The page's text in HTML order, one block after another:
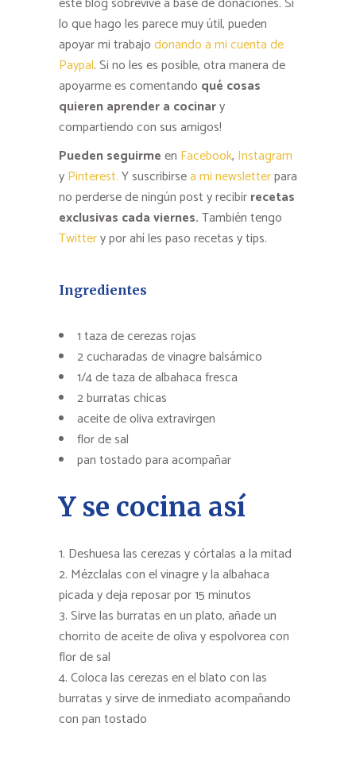
lo que hago les parece muy útil, pueden
apoyar mi trabajodonando a mi cuenta de
Paypal. Si no les es posible, otra manera de
apoyarme es comentando qué cosas
quieren aprender a cocinary
compartiendo con sus amigos!
Pueden seguirmeen Facebook, Instagram
yPinterest.Y suscribirsea mi newsletterpara
no perderse de ningún post y recibirrecetas
exclusivas cada viernes.También tengo
Twittery por ahí les paso recetas y tips.
Ingredientes
1 taza de cerezas rojas
2 cucharadas de vinagre balsámico
1/4 de taza de albahaca fresca
2 burratas chicas
aceite de oliva extravirgen
flor de sal
pan tostado para acompañar
Y se cocina así
Deshuesa las cerezas y córtalas a la mitad
Mézclalas con el vinagre y la albahaca
picada y deja reposar por 15 minutos
Sirve las burratas en un plato, añade un
chorrito de aceite de oliva y espolvorea con
flor de sal
Coloca las cerezas en el blato con las
burratas y sirve de inmediato acompañando
con pan tostado